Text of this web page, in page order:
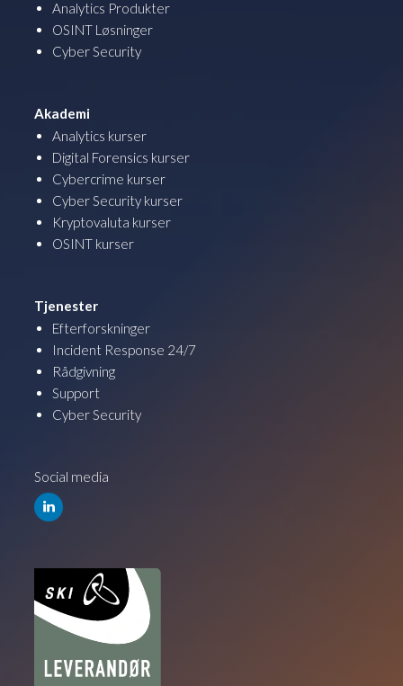
Analytics Produkter
OSINT Løsninger
Cyber Security
Akademi
Analytics kurser
Digital Forensics kurser
Cybercrime kurser
Cyber Security kurser
Kryptovaluta kurser
OSINT kurser
Tjenester
Efterforskninger
Incident Response 24/7
Rådgivning
Support
Cyber Security
Social media